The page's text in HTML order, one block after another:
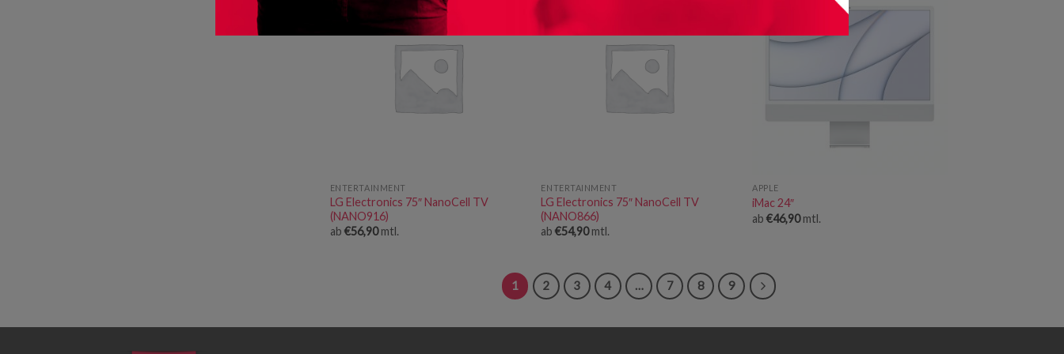
ENTERTAINMENT
LG Electronics 75″ NanoCell TV
(NANO916)
ab €56,90mtl.
ENTERTAINMENT
LG Electronics 75″ NanoCell TV
(NANO866)
ab€54,90mtl.
APPLE
iMac 24″
ab€46,90mtl.
1 2 3 4 … 7 8 9